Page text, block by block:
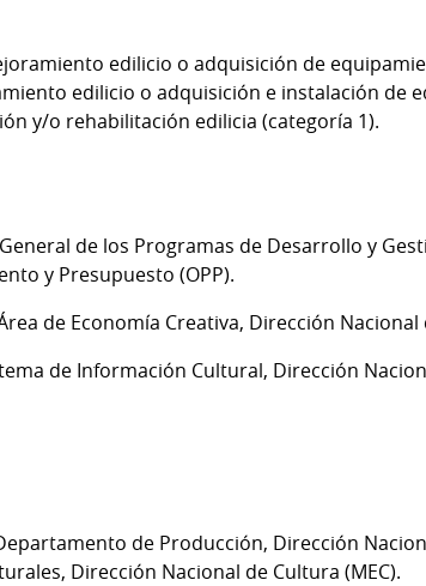
edilicio o adquisición de
edilicio o adquisición e instalación de
y/o rehabilitación edilicia (categoría 1).
de los Programas de Desarrollo y
y Presupuesto (OPP).
de Economía Creativa, Dirección Nacional
de Información Cultural, Dirección
de Producción, Dirección
Dirección Nacional de Cultura (MEC).